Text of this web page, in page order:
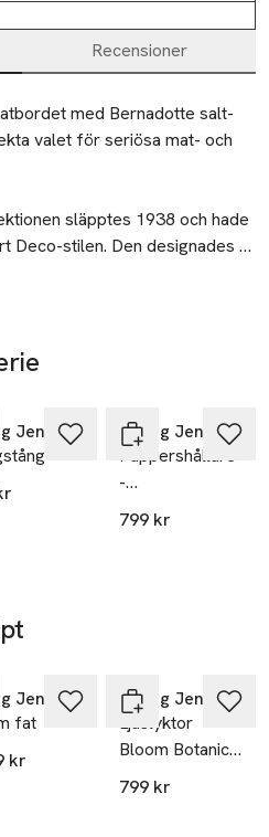
Recensioner
med Bernadotte salt-
valet för seriösa mat- och
släpptes 1938 och hade
Deco-stilen. Den designades
och kollektionen som bär hans
är tillverkade av rostfritt
Jensen
Georg Jensen
Pappershållare
-
BERNADOTTE
799 kr
Jensen
fat
kr
Georg Jensen
Ljuslyktor
Bloom Botanica
2-pack
799 kr